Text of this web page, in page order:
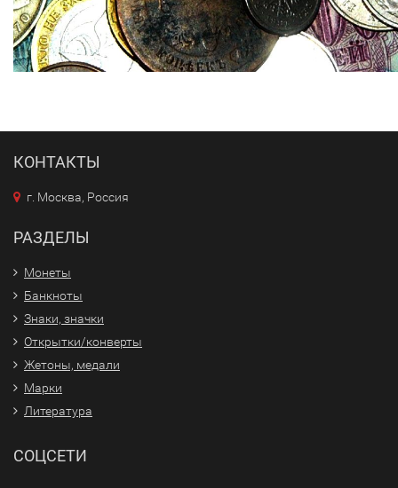
КОНТАКТЫ
г. Москва, Россия
РАЗДЕЛЫ
Монеты
Банкноты
Знаки, значки
Открытки/конверты
Жетоны, медали
Марки
Литература
СОЦСЕТИ